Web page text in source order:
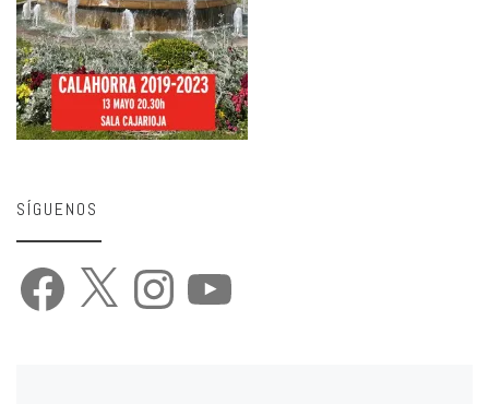
SÍGUENOS
Facebook Instagram YouTube